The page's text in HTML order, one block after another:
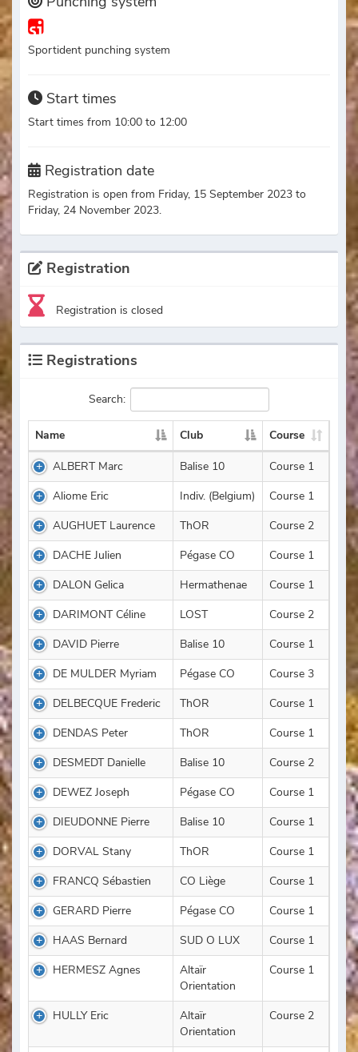
Sportident punching system
Start times
Start times from 10:00 to 12:00
Registration date
Registration is open from Friday, 15 September 2023 to
Friday, 24 November 2023.
Registration
Registration is closed
Registrations
Search:
Name Club Course
ALBERT Marc Balise 10
Course 1
Aliome Eric
Indiv. (Belgium)
Course 1
AUGHUET Laurence
ThOR
Course 2
DACHE Julien
Pégase CO
Course 1
DALON Gelica
Hermathenae
Course 1
DARIMONT Céline
LOST
Course 2
DAVID Pierre
Balise 10
Course 1
DE MULDER Myriam
Pégase CO
Course 3
DELBECQUE Frederic
ThOR
Course 1
DENDAS Peter
ThOR
Course 1
DESMEDT Danielle
Balise 10
Course 2
DEWEZ Joseph
Pégase CO
Course 1
DIEUDONNE Pierre
Balise 10
Course 1
DORVAL Stany
ThOR
Course 1
FRANCQ Sébastien
CO Liège
Course 1
GERARD Pierre
Pégase CO
Course 1
HAAS Bernard
SUD O LUX
Course 1
HERMESZ Agnes
Altaïr
Orientation
Course 1
HULLY Eric
Altaïr
Orientation
Course 2